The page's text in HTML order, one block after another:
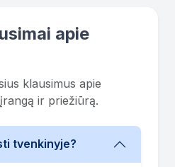
apie
klausimus apie
ir priežiūrą.
tvenkinyje?